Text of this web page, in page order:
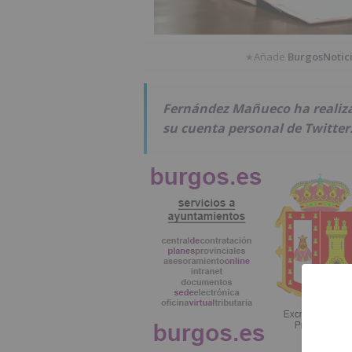
★Añade
Fernández Mañueco ha
su cuenta personal de